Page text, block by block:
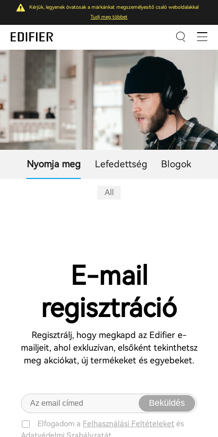
Kérjük, legyenek óvatosak a márkánkat megszemélyesítő csaló weboldalakkal
Tudj meg többet
Nyomja meg Lefedettség Blogok
All
E-mail
regisztráció
Regisztrálj, hogy megkapd az Edifier e-
mailjeit, ahol exkluzívan, elsőként tekinthetsz
meg akciókat, új termékeket és egyebeket.
Beküldés
Elfogadom a Felhasználási Feltételeket és